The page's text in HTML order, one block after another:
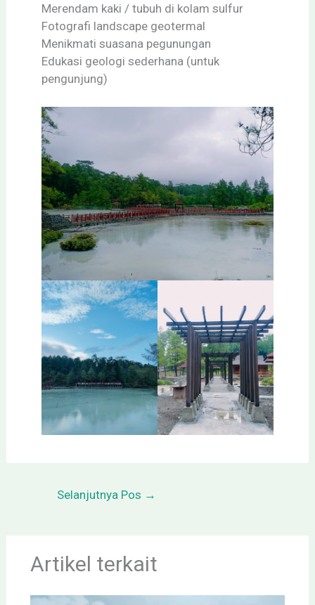
Merendam kaki / tubuh di kolam sulfur
Fotografi landscape geotermal
Menikmati suasana pegunungan
Edukasi geologi sederhana (untuk
pengunjung)
Selanjutnya Pos →
Artikel terkait